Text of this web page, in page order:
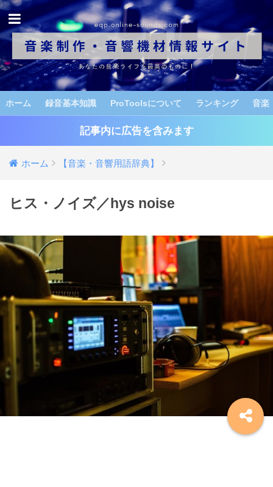
ホーム 録音基本知識 ProToolsについて ランキング 音楽
記事内に広告を含みます
ホーム 【音楽・音響用語辞典】
ヒス・ノイズ／hys noise